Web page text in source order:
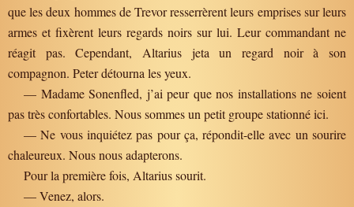
que les deux hommes de Trevor resserrèrent leurs emprises sur leurs
armes et fixèrent leurs regards noirs sur lui. Leur commandant ne
réagit pas. Cependant, Altarius jeta un regard noir à son
compagnon. Peter détourna les yeux.
— Madame Sonenfled, j’ai peur que nos installations ne soient
pas très confortables. Nous sommes un petit groupe stationné ici.
— Ne vous inquiétez pas pour ça, répondit-elle avec un sourire
chaleureux. Nous nous adapterons.
Pour la première fois, Altarius sourit.
— Venez, alors.